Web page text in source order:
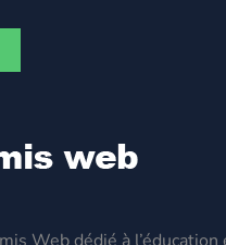
Web dédié à l’éducation